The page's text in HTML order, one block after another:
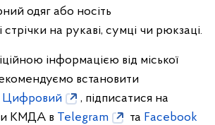
одяг або носіть
стрічки на рукаві, сумці чи рюкзаці.
інформацією від міської
встановити
Цифровий
, підписатися на
КМДА в Telegram та Facebook